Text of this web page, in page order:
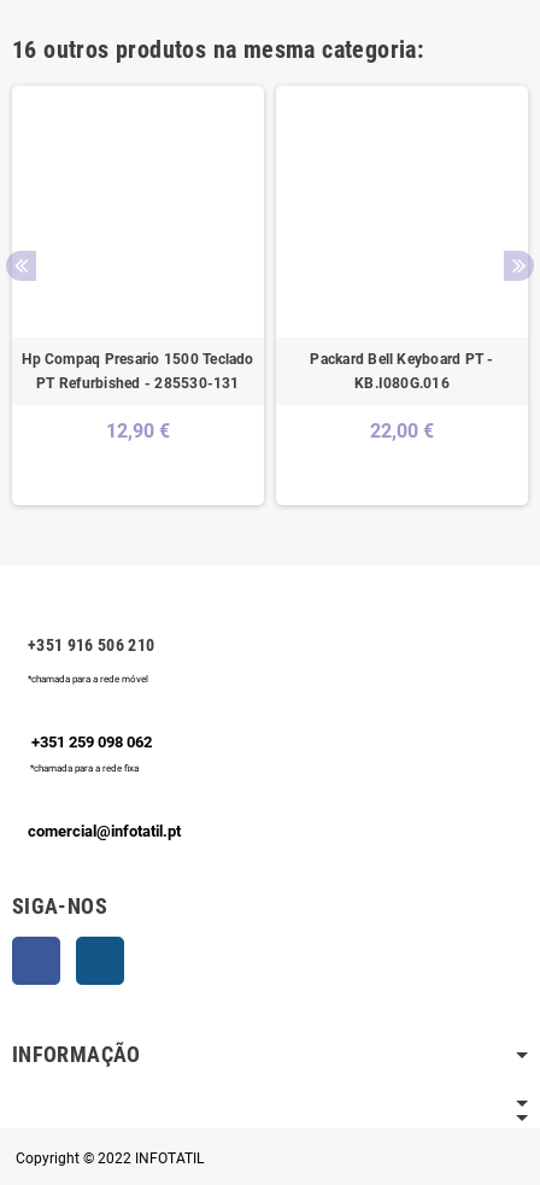
16 outros produtos na mesma categoria:
Hp Compaq Presario 1500 Teclado
PT Refurbished - 285530-131
12,90 €
Packard Bell Keyboard PT -
KB.I080G.016
22,00 €
+351 916 506 210
*chamada para a rede móvel
+351 259 098 062
*chamada para a rede fixa
comercial@infotatil.pt
SIGA-NOS
INFORMAÇÃO
Copyright © 2022 INFOTATIL